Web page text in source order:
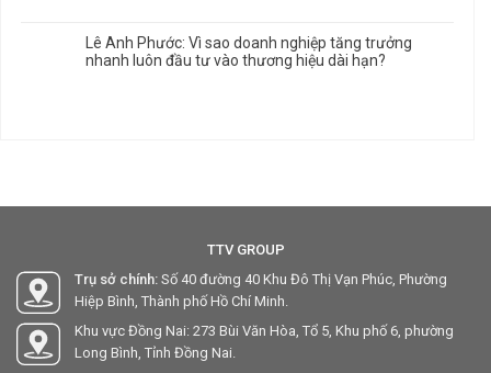
Lê Anh Phước: Vì sao doanh nghiệp tăng trưởng
nhanh luôn đầu tư vào thương hiệu dài hạn?
TTV GROUP
Trụ sở chính: Số 40 đường 40 Khu Đô Thị Vạn Phúc, Phường
Hiệp Bình, Thành phố Hồ Chí Minh.
Khu vực Đồng Nai: 273 Bùi Văn Hòa, Tổ 5, Khu phố 6, phường
Long Bình, Tỉnh Đồng Nai.